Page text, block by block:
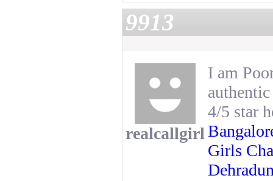
9913
realcallgirl
I am
4/5 star
Girls